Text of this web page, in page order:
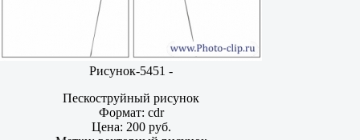
Рисунок-5451 -
Пескоструйный рисунок
Формат: cdr
Цена: 200 руб.